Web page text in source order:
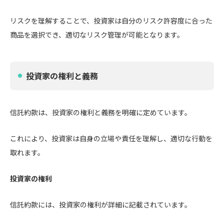
リスクを理解することで、投資家は自分のリスク許容度に合った
商品を選択でき、適切なリスク管理が可能となります。
投資家の権利と義務
信託約款は、投資家の権利と義務を明確に定めています。
これにより、投資家は自身の立場や責任を理解し、適切な行動を
取れます。
投資家の権利
信託約款には、投資家の権利が詳細に記載されています。